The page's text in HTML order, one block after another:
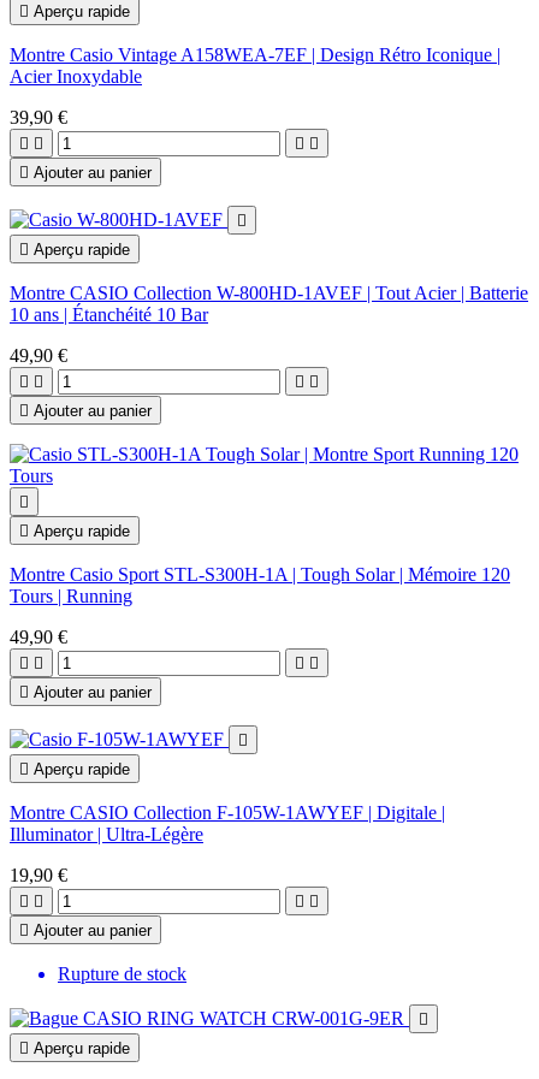
 Aperçu rapide
Montre Casio Vintage A158WEA-7EF | Design Rétro Iconique |
Acier Inoxydable
39,90 €
   
 Ajouter au panier

 Aperçu rapide
Montre CASIO Collection W-800HD-1AVEF | Tout Acier | Batterie
10 ans | Étanchéité 10 Bar
49,90 €
   
 Ajouter au panier

 Aperçu rapide
Montre Casio Sport STL-S300H-1A | Tough Solar | Mémoire 120
Tours | Running
49,90 €
   
 Ajouter au panier

 Aperçu rapide
Montre CASIO Collection F-105W-1AWYEF | Digitale |
Illuminator | Ultra-Légère
19,90 €
   
 Ajouter au panier
Rupture de stock

 Aperçu rapide